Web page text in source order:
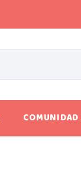
COMUNIDAD